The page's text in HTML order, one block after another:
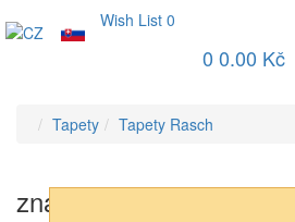
Wish List 0
0 0.00 Kč
Tapety Tapety Rasch
značka